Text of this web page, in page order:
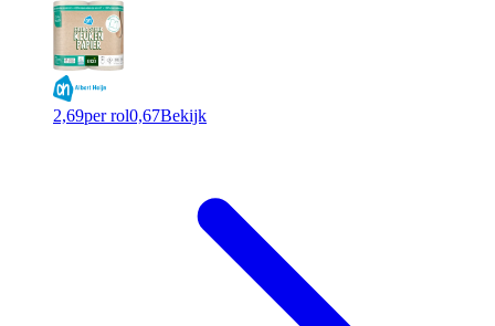
2,69per rol0,67Bekijk